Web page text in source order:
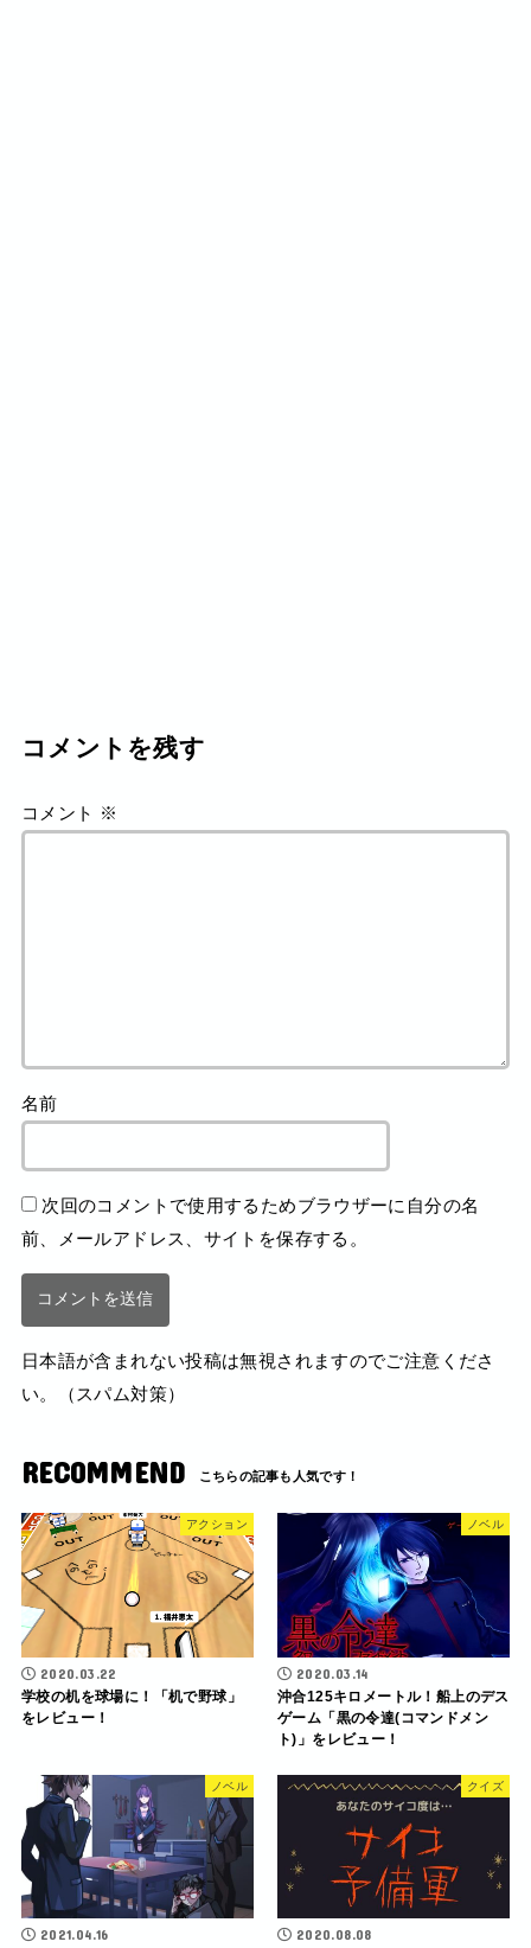
コメントを残す
コメント ※
名前
次回のコメントで使用するためブラウザーに自分の名
前、メールアドレス、サイトを保存する。
日本語が含まれない投稿は無視されますのでご注意くださ
い。（スパム対策）
RECOMMEND
アクション
2020.03.22
学校の机を球場に！「机で野球」
をレビュー！
ノベル
2020.03.14
沖合125キロメートル！船上のデス
ゲーム「黒の令達(コマンドメン
ト)」をレビュー！
ノベル
2021.04.16
クイズ
2020.08.08